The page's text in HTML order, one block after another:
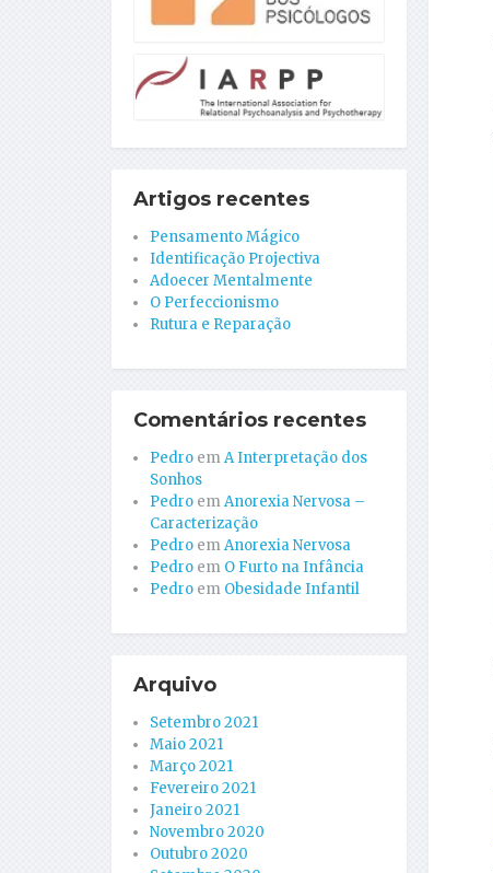
Artigos recentes
Pensamento Mágico
Identificação Projectiva
Adoecer Mentalmente
O Perfeccionismo
Rutura e Reparação
Comentários recentes
Pedro emA Interpretação dos
Sonhos
Pedro emAnorexia Nervosa –
Caracterização
Pedro emAnorexia Nervosa
Pedro em O Furto na Infância
Pedro em Obesidade Infantil
Arquivo
Setembro 2021
Maio 2021
Março 2021
Fevereiro 2021
Janeiro 2021
Novembro 2020
Outubro 2020